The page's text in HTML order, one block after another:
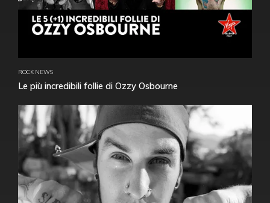
ROCK NEWS
Le più incredibili follie di Ozzy Osbourne